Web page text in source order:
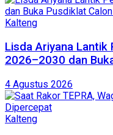
Kalteng
Lisda Ariyana Lantik
2026–2030 dan
4 Agustus 2026
Kalteng